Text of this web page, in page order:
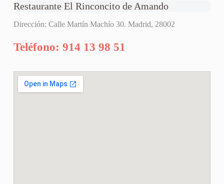
Restaurante El Rinconcito de Amando
Dirección: Calle Martín Machío 30. Madrid, 28002
Teléfono: 914 13 98 51